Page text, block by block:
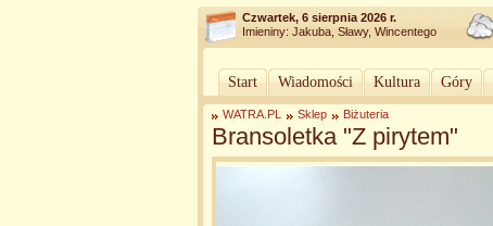
Czwartek, 6 sierpnia 2026 r.
Imieniny: Jakuba, Sławy, Wincentego
Start Wiadomości Kultura Góry
WATRA.PL Sklep Biżuteria
Bransoletk​a "Z pirytem"